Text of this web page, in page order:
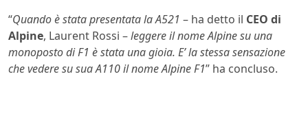
“Quando è stata presentata la A521 – ha detto il CEO di
Alpine, Laurent Rossi –leggere il nome Alpine su una
monoposto di F1 è stata una gioia. E’ la stessa sensazione
che vedere su sua A110 il nome Alpine F1” ha concluso.